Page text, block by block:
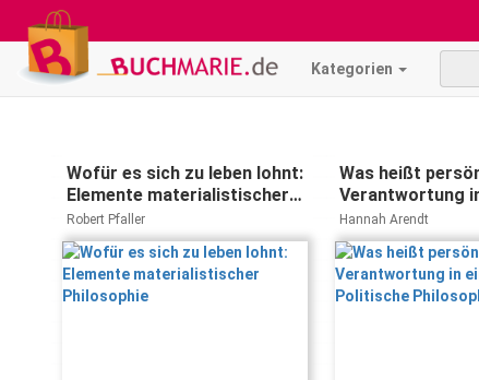
Kategorien
Wofür es sich zu leben lohnt:
Elemente materialistischer
Philosophie
Robert Pfaller
Was heißt
Verantwortung
Diktatur?:
Philosophie
Hannah Arendt